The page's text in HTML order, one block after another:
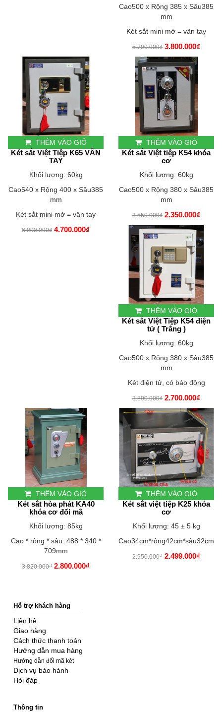
Cao500 x Rộng 385 x Sâu385
mm
Két sắt mini mở = vân tay
5.790.000₫ 3.800.000₫
THÊM VÀO GIỎ
Két sắt Việt Tiệp K65 VÂN
TAY
Khối lượng: 60kg
Cao540 x Rộng 400 x Sâu385
mm
Két sắt mini mở = vân tay
6.090.000₫ 4.700.000₫
THÊM VÀO GIỎ
Két sắt Việt tiệp K54 khóa
cơ
Khối lượng: 60kg
Cao500 x Rộng 380 x Sâu385
mm
3.550.000₫ 2.350.000₫
THÊM VÀO GIỎ
Két sắt Việt Tiệp K54 điện
tử ( Trắng )
Khối lượng: 60kg
Cao500 x Rộng 380 x Sâu385
mm
Két điện tử, có báo động
3.890.000₫ 2.700.000₫
THÊM VÀO GIỎ
Két sắt hòa phát KA40
khóa cơ đổi mã
Khối lượng: 85kg
Cao * rộng * sâu: 488 * 340 *
709mm
3.820.000₫ 2.800.000₫
THÊM VÀO GIỎ
Két sắt việt tiệp K25 khóa
cơ
Khối lượng: 45 ± 5 kg
Cao34cm*rộng42cm*sâu32cm
2.950.000₫ 2.499.000₫
Hỗ trợ khách hàng
Liên hệ
Giao hàng
Cách thức thanh toán
Hướng dẫn mua hàng
Hướng dẫn đổi mã két
Dịch vụ bảo hành
Hỏi đáp
Thông tin